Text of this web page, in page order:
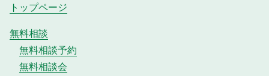
トップページ
無料相談
無料相談予約
無料相談会